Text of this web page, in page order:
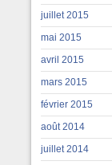
juillet 2015
mai 2015
avril 2015
mars 2015
février 2015
août 2014
juillet 2014